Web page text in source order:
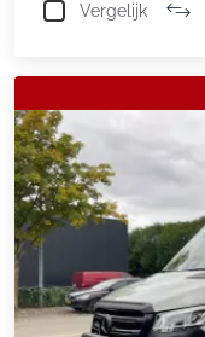
Vergelijk